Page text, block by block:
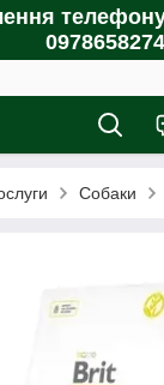
0978658274
Собаки